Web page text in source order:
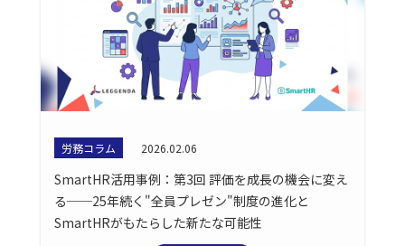
労務コラム 2026.02.06
SmartHR活用事例：第3回 評価を成長の機会に変え
る──25年続く"全員プレゼン"制度の進化と
SmartHRがもたらした新たな可能性